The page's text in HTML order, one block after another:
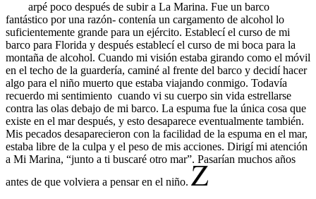
arpé poco después de subir a La Marina. Fue un barco
fantástico por una razón- contenía un cargamento de alcohol lo
suficientemente grande para un ejército. Establecí el curso de mi
barco para Florida y después establecí el curso de mi boca para la
montaña de alcohol. Cuando mi visión estaba girando como el móvil
en el techo de la guardería, caminé al frente del barco y decidí hacer
algo para el niño muerto que estaba viajando conmigo. Todavía
recuerdo mi sentimiento cuando vi su cuerpo sin vida estrellarse
contra las olas debajo de mi barco. La espuma fue la única cosa que
existe en el mar después, y esto desaparece eventualmente también.
Mis pecados desaparecieron con la facilidad de la espuma en el mar,
estaba libre de la culpa y el peso de mis acciones. Dirigí mi atención
a Mi Marina, “junto a ti buscaré otro mar”. Pasarían muchos años
antes de que volviera a pensar en el niño.